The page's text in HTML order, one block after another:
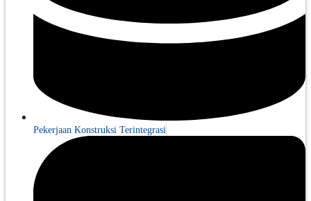
Pekerjaan Konstruksi Terintegrasi